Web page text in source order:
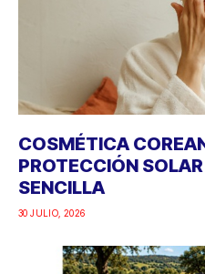
COSMÉTICA
PROTECCIÓN
SENCILLA
30 JULIO, 2026